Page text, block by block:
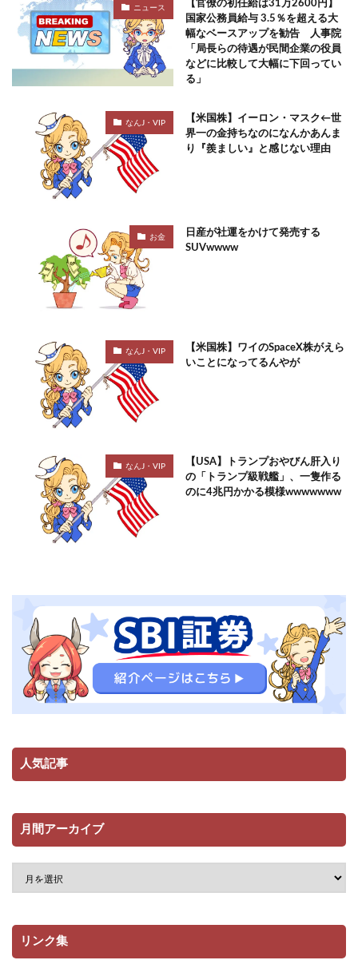
ニュース
【官僚の初任給は31万2600円】
国家公務員給与 3.5％を超える大
幅なベースアップを勧告 人事院
「局長らの待遇が民間企業の役員
などに比較して大幅に下回ってい
る」
なんJ・VIP
【米国株】イーロン・マスク←世
界一の金持ちなのになんかあんま
り『羨ましい』と感じない理由
お金
日産が社運をかけて発売する
SUVwwww
なんJ・VIP
【米国株】ワイのSpaceX株がえら
いことになってるんやが
なんJ・VIP
【USA】トランプおやびん肝入り
の「トランプ級戦艦」、一隻作る
のに4兆円かかる模様wwwwwww
人気記事
月間アーカイブ
リンク集